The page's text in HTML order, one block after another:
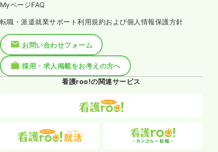
MyページFAQ
転職・派遣就業サポート利用規約および個人情報保護方針
お問い合わせフォーム
採用・求人掲載をお考えの方へ
看護roo!の関連サービス